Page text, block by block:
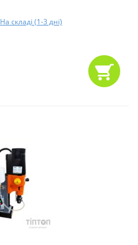
На складі (1-3 дні)